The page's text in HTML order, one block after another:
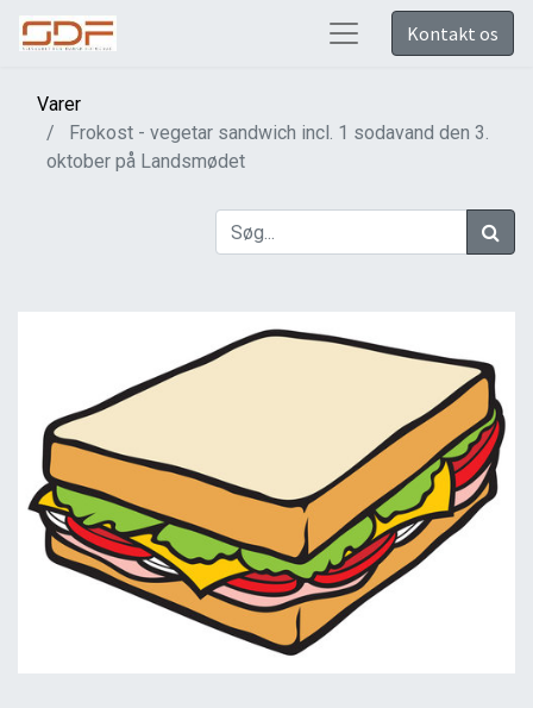
Kontakt os
Varer
Frokost - vegetar sandwich incl. 1 sodavand den 3.
oktober på Landsmødet